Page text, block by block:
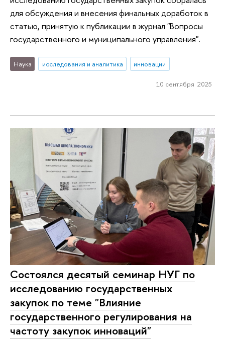
для обсуждения и внесения финальных доработок в
статью, принятую к публикации в журнал "Вопросы
государственного и муниципального управления".
Наука исследования и аналитика инновации
10 сентября 2025
Состоялся десятый семинар НУГ по
исследованию государственных
закупок по теме "Влияние
государственного регулирования на
частоту закупок инноваций"